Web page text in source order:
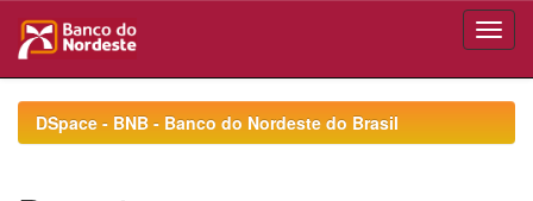
navigationDSpace - BNB - Banco do Nordeste do Brasil